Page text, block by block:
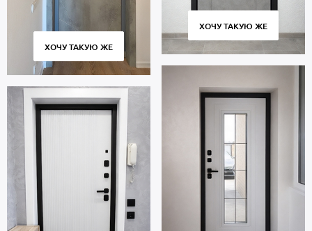
ХОЧУ ТАКУЮ ЖЕ
ХОЧУ ТАКУЮ ЖЕ